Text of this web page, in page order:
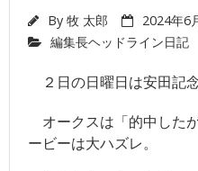
- 公明党
- 日本共産党
競馬
- JRA
- 競馬情報のJRA-VAN
By 牧 太郎
2024年6
編集長ヘッドライン日記
２日の日曜日は安田記念
オークスは「的中した
ービーは大ハズレ。